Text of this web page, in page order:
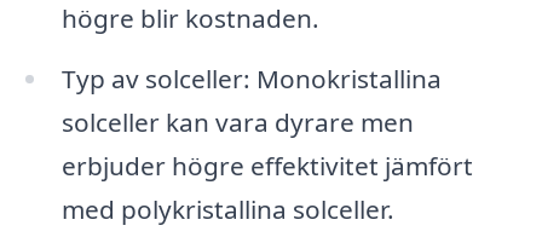
högre blir kostnaden.
Typ av solceller: Monokristallina
solceller kan vara dyrare men
erbjuder högre effektivitet jämfört
med polykristallina solceller.